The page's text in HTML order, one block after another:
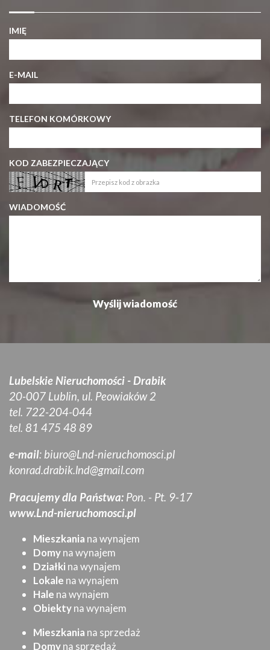
IMIĘ
E-MAIL
TELEFON KOMÓRKOWY
KOD ZABEZPIECZAJĄCY
WIADOMOŚĆ
Lubelskie Nieruchomości - Drabik
20-007 Lublin, ul. Peowiaków 2
tel. 722-204-044
tel. 81 475 48 89
e-mail: biuro@Lnd-nieruchomosci.pl
konrad.drabik.lnd@gmail.com
Pracujemy dla Państwa: Pon. - Pt. 9-17
www.Lnd-nieruchomosci.pl
Mieszkania na wynajem
Domyna wynajem
Działki na wynajem
Lokale na wynajem
Hale na wynajem
Obiektyna wynajem
Mieszkania na sprzedaż
Domyna sprzedaż